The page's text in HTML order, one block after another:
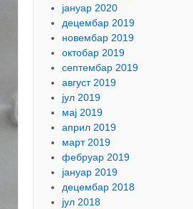
јануар 2020
децембар 2019
новембар 2019
октобар 2019
септембар 2019
август 2019
јул 2019
мај 2019
април 2019
март 2019
фебруар 2019
јануар 2019
децембар 2018
јул 2018